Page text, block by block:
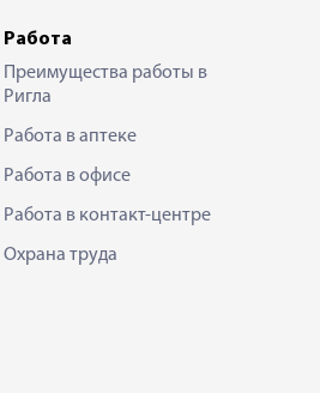
Работа
Преимущества работы в
Ригла
Работа в аптеке
Работа в офисе
Работа в контакт-центре
Охрана труда